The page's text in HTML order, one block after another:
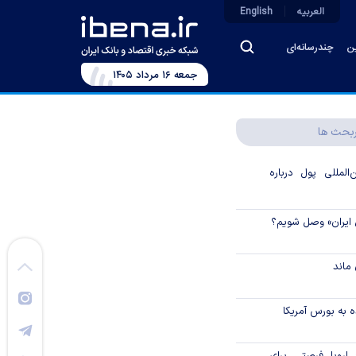
چندرسانه‌ای
العربیه English
جمعه ۱۶ مرداد ۱۴۰۵
ها
پول درباره
وصل شویم؟
به بورس آمریکا